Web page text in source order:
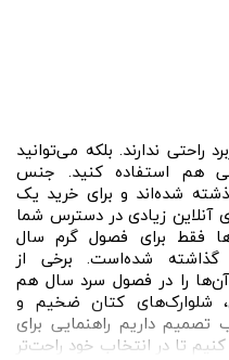
راحتی ندارند. بلکه می‌توانید
هم استفاده کنید. جنس
شده‌اند و برای خرید یک
آنلاین زیادی در دسترس شما
فقط برای فصول گرم سال
شده‌است. برخی از
را در فصول سرد سال هم
شلوارک‌های کتان ضخیم و
داریم راهنمایی برای
تا در انتخاب خود راحت‌تر